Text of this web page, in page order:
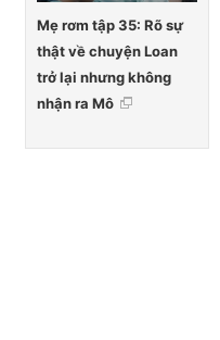
Mẹ rơm tập 35: Rõ sự
thật về chuyện Loan
trở lại nhưng không
nhận ra Mô